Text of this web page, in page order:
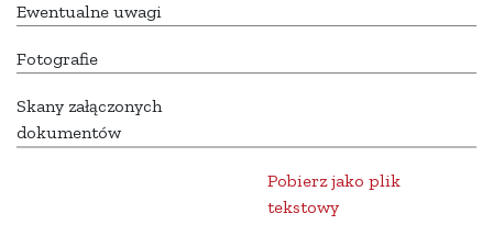
Ewentualne uwagi
Fotografie
Skany załączonych
dokumentów
Pobierz jako plik
tekstowy